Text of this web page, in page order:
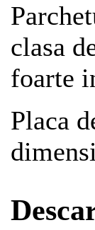
clasa
foarte
Placa